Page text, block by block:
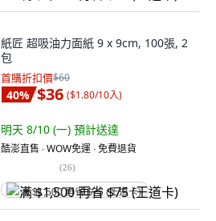
紙匠 超吸油力面紙 9 x 9cm, 100張, 2
包
首購折扣價$60
40% $36 ($1.80/10入)
明天 8/10 (一) 預計送達
酷澎直售 ∙ WOW免運 ∙ 免費退貨
(26)
满 $1,500 再省 $75 (王道卡)